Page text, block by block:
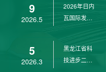
9
2026.5
2026年日内
瓦国际发明
5
2026.3
黑龙江省科
技进步二等